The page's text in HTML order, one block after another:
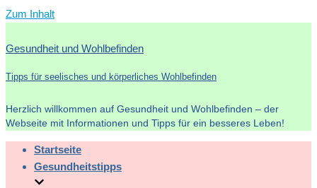
Zum Inhalt
Gesundheit und Wohlbefinden
Tipps für seelisches und körperliches Wohlbefinden
Herzlich willkommen auf Gesundheit und Wohlbefinden – der
Webseite mit Informationen und Tipps für ein besseres Leben!
Startseite
Gesundheitstipps